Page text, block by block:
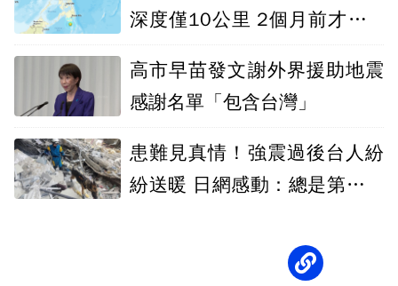
深度僅10公里 2個月前才爆7.
高市早苗發文謝外界援助地震
感謝名單「包含台灣」
患難見真情！強震過後台人紛
紛送暖 日網感動：總是第一個